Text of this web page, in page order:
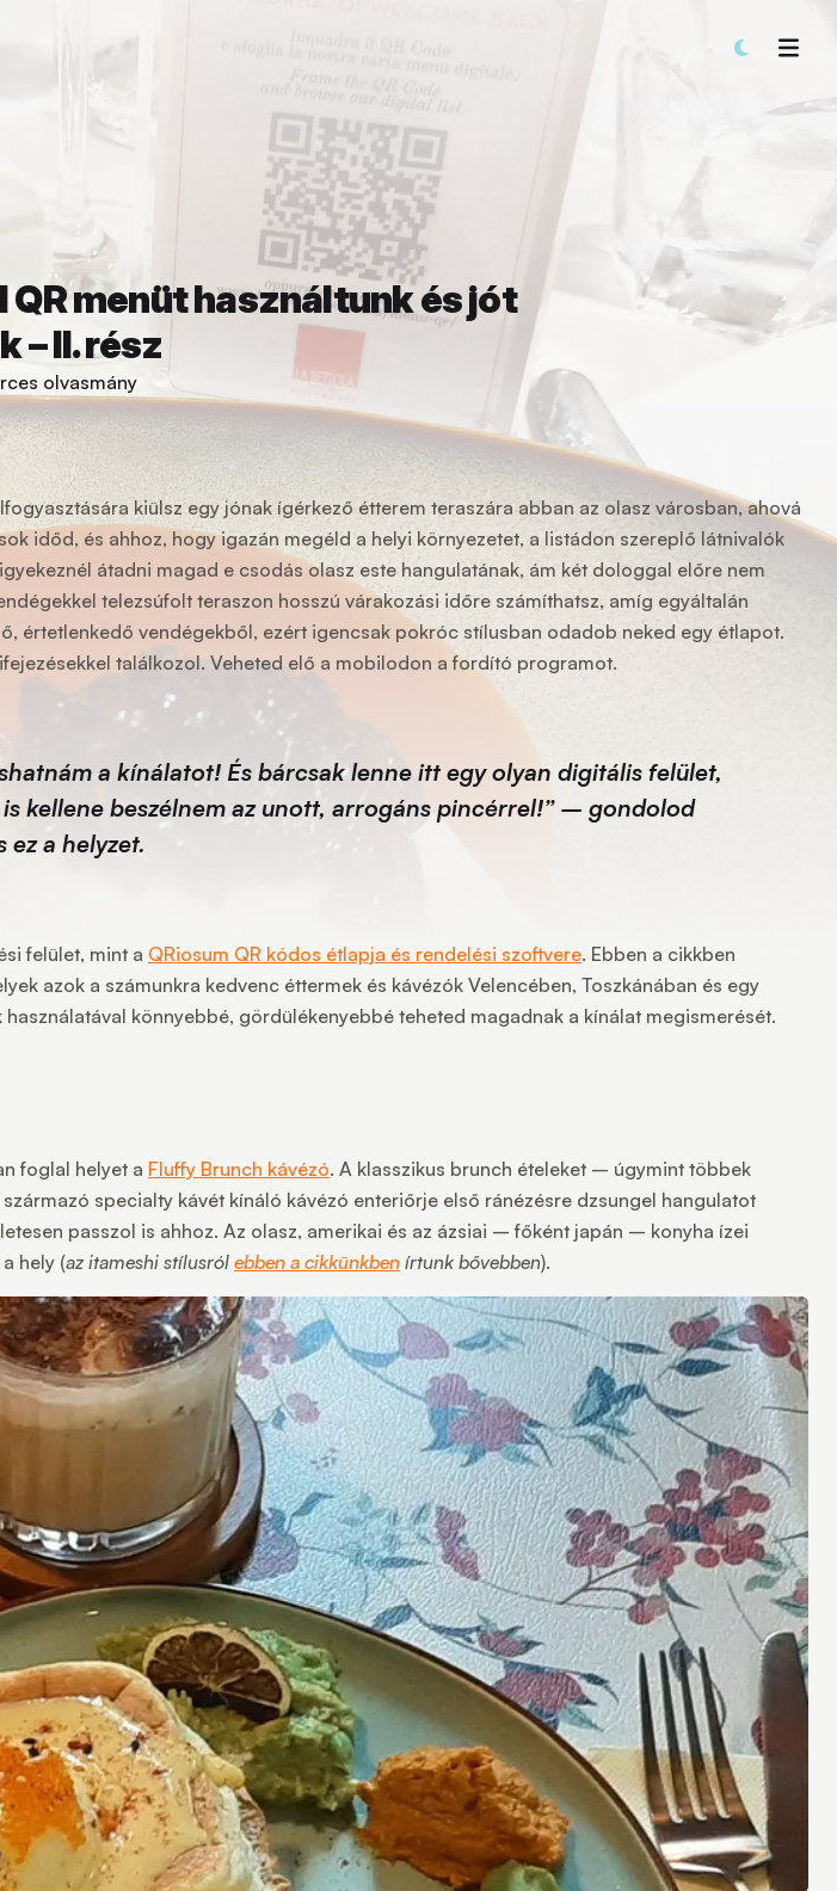
menüt használtunk és jót
– II. rész
olvasmány
kiülsz egy jónak ígérkező étterem teraszára abban az olasz városban, ahová
időd, és ahhoz, hogy igazán megéld a helyi környezetet, a listádon szereplő látnivalók
átadni magad e csodás olasz este hangulatának, ám két dologgal előre nem
telezsúfolt teraszon hosszú várakozási időre számíthatsz, amíg egyáltalán
értetlenkedő vendégekből, ezért igencsak pokróc stílusban odadob neked egy étlapot.
találkozol. Veheted elő a mobilodon a fordító programot.
a kínálatot! És bárcsak lenne itt egy olyan digitális felület,
kellene beszélnem az unott, arrogáns pincérrel!” – gondolod
a helyzet.
felület, mint a QRiosum QR kódos étlapja és rendelési szoftvere. Ebben a cikkben
azok a számunkra kedvenc éttermek és kávézók Velencében, Toszkánában és egy
könnyebbé, gördülékenyebbé teheted magadnak a kínálat megismerését.
foglal helyet a Fluffy Brunch kávézó. A klasszikus brunch ételeket – úgymint többek
specialty kávét kínáló kávézó enteriőrje első ránézésre dzsungel hangulatot
passzol is ahhoz. Az olasz, amerikai és az ázsiai – főként japán – konyha ízei
hely (az itameshi stílusról ebben a cikkünkben írtunk bővebben).